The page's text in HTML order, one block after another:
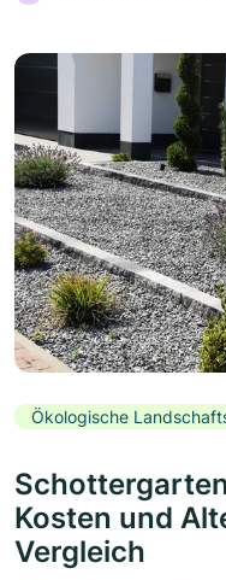
Ökologische
Kosten und
Vergleich